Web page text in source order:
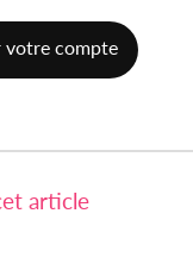
votre compte
article